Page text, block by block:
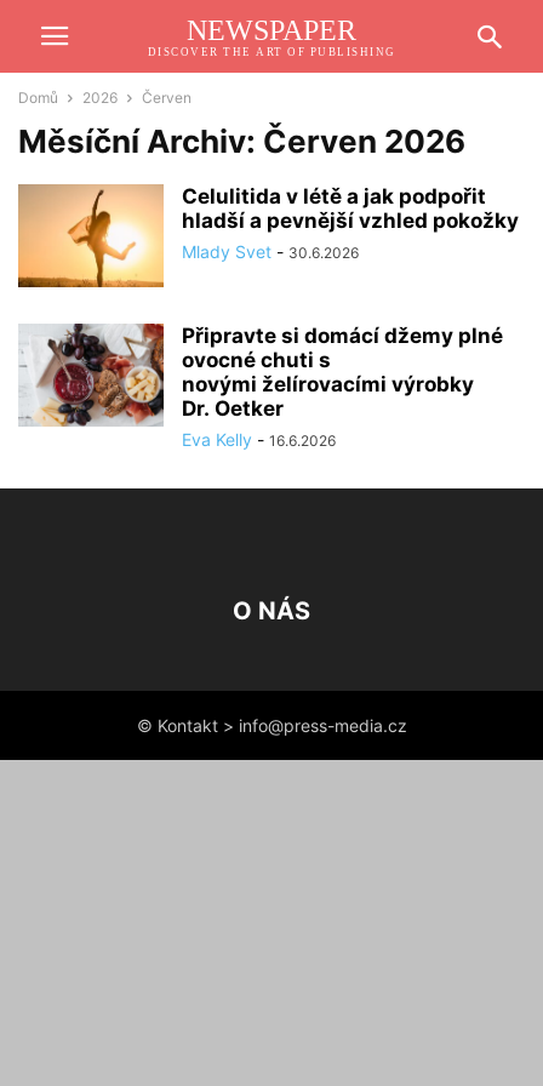
NEWSPAPER
DISCOVER THE ART OF PUBLISHING
Domů 2026 Červen
Měsíční Archiv: Červen 2026
Celulitida v létě a jak podpořit
hladší a pevnější vzhled pokožky
Mlady Svet - 30.6.2026
Připravte si domácí džemy plné
ovocné chuti s
novými želírovacími výrobky
Dr. Oetker
Eva Kelly - 16.6.2026
O NÁS
© Kontakt > info@press-media.cz